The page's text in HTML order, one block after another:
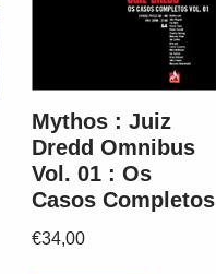
Mythos : Juiz
Dredd Omnibus
Vol. 01 : Os
Casos Completos
€34,00